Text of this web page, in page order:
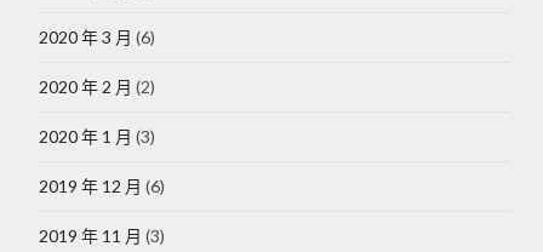
2020 年 3 月 (6)
2020 年 2 月 (2)
2020 年 1 月 (3)
2019 年 12 月 (6)
2019 年 11 月 (3)